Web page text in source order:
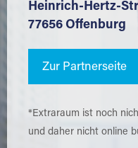
Heinrich-Hertz-
77656 Offenburg
Zur Partnerseite
*Extraraum ist noch
und daher nicht online